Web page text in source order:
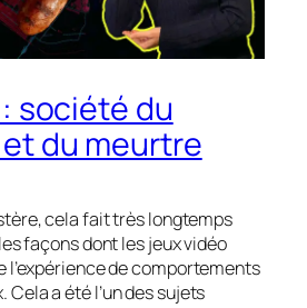
société du
du meurtre
cela fait très longtemps
façons dont les jeux vidéo
l’expérience de comportements
a été l’un des sujets